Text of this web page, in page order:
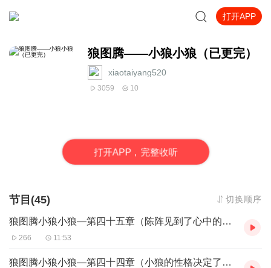
打开APP
狼图腾——小狼小狼（已更完）
xiaotaiyang520
3059 10
打开APP，完整收听
节目(45) 切换顺序
狼图腾小狼小狼—第四十五章（陈阵见到了心中的狼图腾）
266 11:53
狼图腾小狼小狼—第四十四章（小狼的性格决定了，小狼的命运）